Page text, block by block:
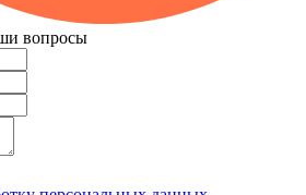
вопросы